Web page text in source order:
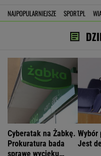
NAJPOPULARNIEJSZE SPORT.PL
Cyberatak na Żabkę.
Prokuratura bada
sprawę wycieku
Wybór
Jest